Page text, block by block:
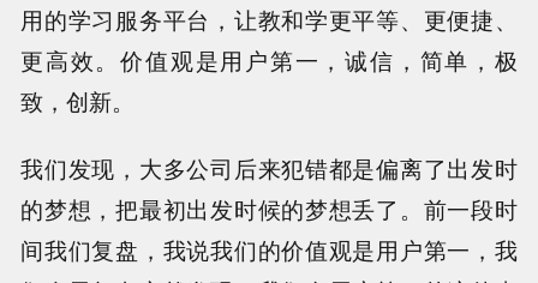
用的学习服务平台，让教和学更平等、更便捷、
更高效。价值观是用户第一，诚信，简单，极
致，创新。
我们发现，大多公司后来犯错都是偏离了出发时
的梦想，把最初出发时候的梦想丢了。前一段时
间我们复盘，我说我们的价值观是用户第一，我